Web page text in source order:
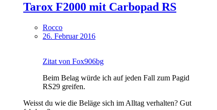
Tarox F2000 mit Carbopad RS
Rocco
26. Februar 2016
Zitat von Fox906bg
Beim Belag würde ich auf jeden Fall zum Pagid
RS29 greifen.
Weisst du wie die Beläge sich im Alltag verhalten? Gut